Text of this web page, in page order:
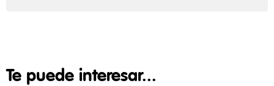
Te puede interesar...